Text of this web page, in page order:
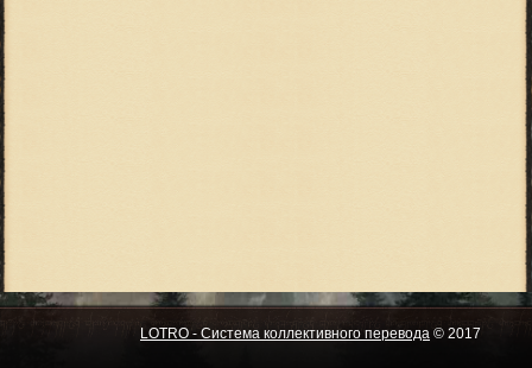
LOTRO - Система коллективного перевода © 2017